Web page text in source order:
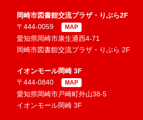
岡崎市図書館交流プラザ・りぶら2F
〒444-0059
MAP
愛知県岡崎市康生通西4-71
岡崎市図書館交流プラザ・りぶら 2F
イオンモール岡崎 3F
〒444-0840
MAP
愛知県岡崎市戸崎町外山38-5
イオンモール岡崎 3F